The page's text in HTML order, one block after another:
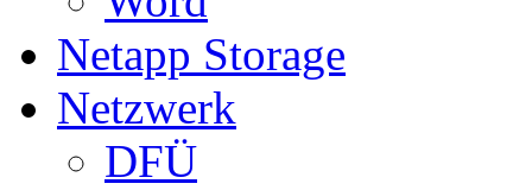
Netapp Storage
Netzwerk
DFÜ